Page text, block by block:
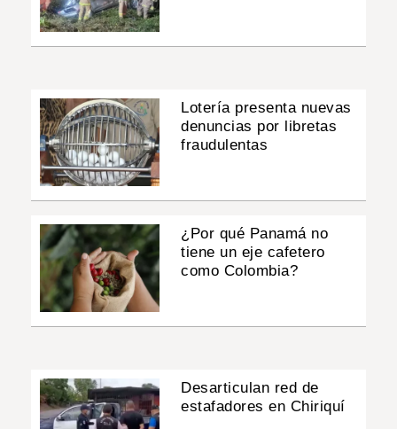
Lotería presenta nuevas
denuncias por libretas
fraudulentas
¿Por qué Panamá no
tiene un eje cafetero
como Colombia?
Desarticulan red de
estafadores en Chiriquí